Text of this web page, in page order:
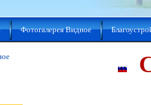
Фотогалерея Видное